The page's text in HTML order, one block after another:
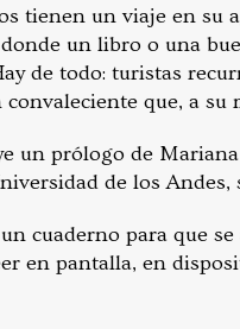
tienen un viaje en su
un libro o una
de todo: turistas
que, a su
un prólogo de
de los
cuaderno para que
en pantalla, en